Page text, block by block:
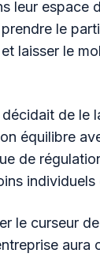
leur espace
le
laisser le
de le
équilibre
de
individuels
le curseur
aura